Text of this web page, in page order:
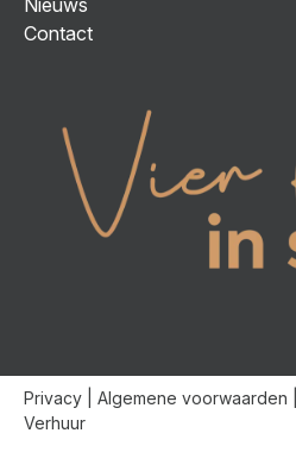
Contact
Privacy Algemene voorwaarden
Verhuur